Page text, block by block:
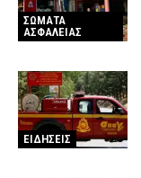
ΣΩΜΑΤΑ
ΑΣΦΑΛΕΙΑΣ
ΕΙΔΗΣΕΙΣ